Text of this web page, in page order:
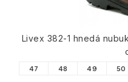
Livex 382-1 hnedá
47 48 49 50